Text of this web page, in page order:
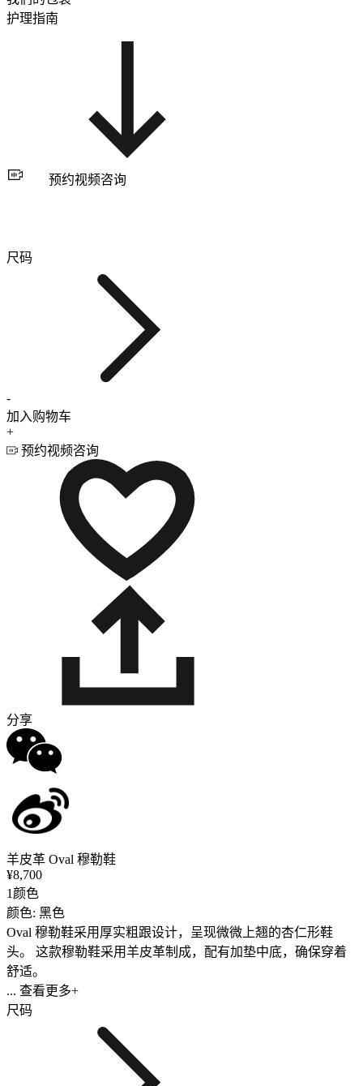
护理指南
预约视频咨询
尺码
-
加入购物车
+
预约视频咨询
分享
羊皮革 Oval 穆勒鞋
¥8,700
1颜色
颜色: 黑色
Oval 穆勒鞋采用厚实粗跟设计，呈现微微上翘的杏仁形鞋
头。 这款穆勒鞋采用羊皮革制成，配有加垫中底，确保穿着
舒适。
... 查看更多+
尺码